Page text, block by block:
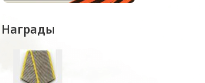
Награды